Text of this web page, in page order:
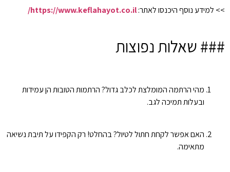
>> למידע נוסף היכנסו לאתר:https://www.keflahayot.co.il/
### שאלות נפוצות
מהי הרתמה המומלצת לכלב גדול? הרתמות הטובות הן עמידות
ובעלות תמיכה לגב.
האם אפשר לקחת חתול לטיול? בהחלט! רק הקפידו על תיבת נשיאה
מתאימה.